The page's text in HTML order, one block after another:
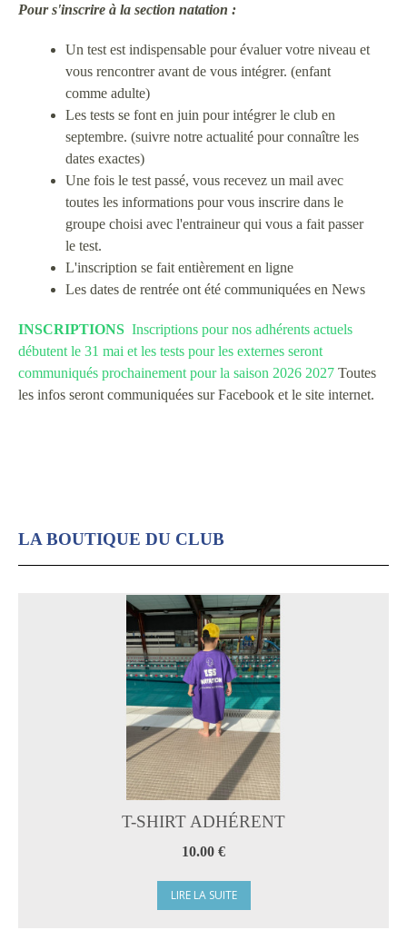
Pour s'inscrire à la section natation :
Un test est indispensable pour évaluer votre niveau et
vous rencontrer avant de vous intégrer. (enfant
comme adulte)
Les tests se font en juin pour intégrer le club en
septembre. (suivre notre actualité pour connaître les
dates exactes)
Une fois le test passé, vous recevez un mail avec
toutes les informations pour vous inscrire dans le
groupe choisi avec l'entraineur qui vous a fait passer
le test.
L'inscription se fait entièrement en ligne
Les dates de rentrée ont été communiquées en News
INSCRIPTIONS Inscriptions pour nos adhérents actuels
débutent le 31 mai et les tests pour les externes seront
communiqués prochainement pour la saison 2026 2027 Toutes
les infos seront communiquées sur Facebook et le site internet.
LA BOUTIQUE DU CLUB
T-SHIRT ADHÉRENT
10.00 €
LIRE LA SUITE